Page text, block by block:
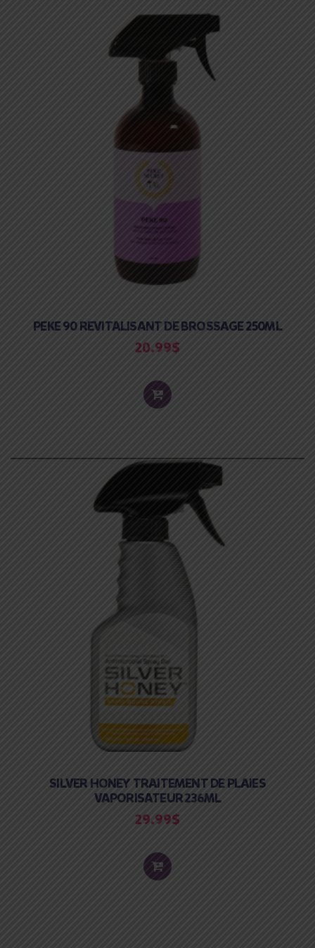
PEKE 90 REVITALISANT DE BROSSAGE 250ML
20.99$
SILVER HONEY TRAITEMENT DE PLAIES
VAPORISATEUR 236ML
29.99$